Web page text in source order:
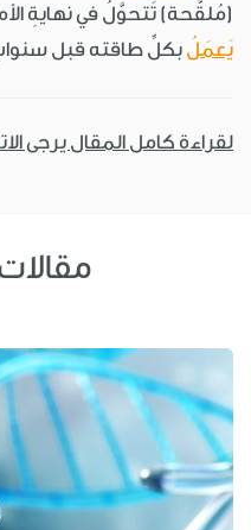
(مُلقَّحة) تَتحوَّلُ في نهايةِ
يَعمَلُ بكلِّ طاقته قبل
لقراءة كامل المقال يرجى